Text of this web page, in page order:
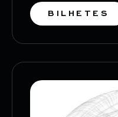
BILHETES